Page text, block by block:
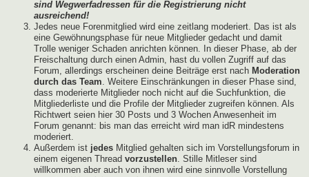
sind Wegwerfadressen für die Registrierung nicht
ausreichend!
Jedes neue Forenmitglied wird eine zeitlang moderiert. Das ist als
eine Gewöhnungsphase für neue Mitglieder gedacht und damit
Trolle weniger Schaden anrichten können. In dieser Phase, ab der
Freischaltung durch einen Admin, hast du vollen Zugriff auf das
Forum, allerdings erscheinen deine Beiträge erst nach Moderation
durch das Team. Weitere Einschränkungen in dieser Phase sind,
dass moderierte Mitglieder noch nicht auf die Suchfunktion, die
Mitgliederliste und die Profile der Mitglieder zugreifen können. Als
Richtwert seien hier 30 Posts und 3 Wochen Anwesenheit im
Forum genannt: bis man das erreicht wird man idR mindestens
moderiert.
Außerdem ist jedes Mitglied gehalten sich im Vorstellungsforum in
einem eigenen Thread vorzustellen. Stille Mitleser sind
willkommen aber auch von ihnen wird eine sinnvolle Vorstellung